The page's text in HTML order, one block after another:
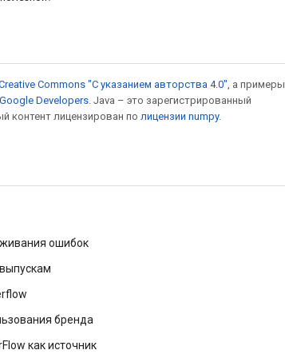
Commons "С указанием авторства 4.0" , а примеры
Developers . Java – это зарегистрированный
контент лицензирован по лицензии numpy.
ошибок
бренда
как источник